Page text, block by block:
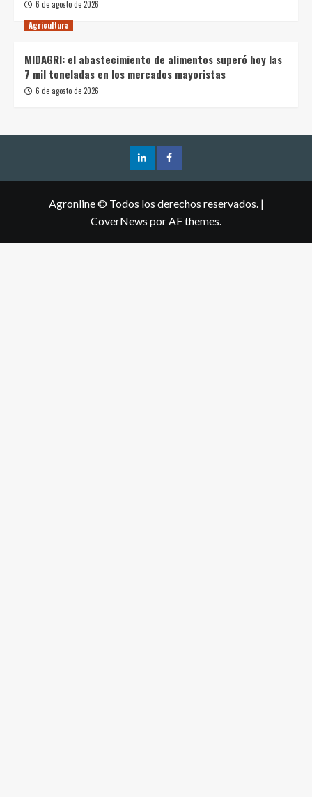
6 de agosto de 2026
Agricultura
MIDAGRI: el abastecimiento de alimentos superó hoy las
7 mil toneladas en los mercados mayoristas
6 de agosto de 2026
Agronline © Todos los derechos reservados. |
CoverNews por AF themes.